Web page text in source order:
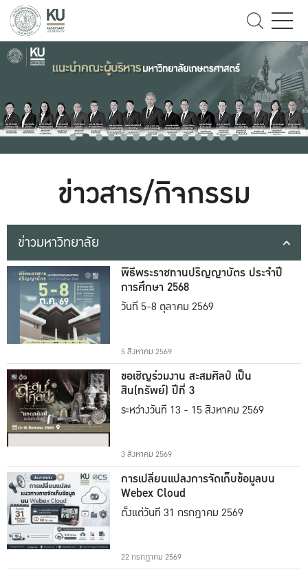
ข่าวสาร/กิจกรรม
ข่าวมหาวิทยาลัย
พิธีพระราชทานปริญญาบัตร ประจำปี
การศึกษา 2568
วันที่ 5-8 ตุลาคม 2569
5 สิงหาคม 2569
ขอเชิญร่วมงาน สะสมศิลป์ เป็น
สิน(ทรัพย์) ปีที่ 3
ระหว่างวันที่ 13 - 15 สิงหาคม 2569
3 สิงหาคม 2569
การเปลี่ยนแปลงการจัดเก็บข้อมูลบน
Webex Cloud
ตั้งแต่วันที่ 31 กรกฎาคม 2569
22 กรกฎาคม 2569